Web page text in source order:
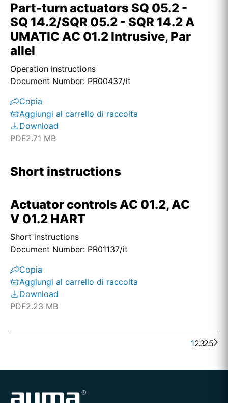
Part-turn actuators SQ 05.2 -
SQ 14.2/SQR 05.2 - SQR 14.2 A
UMATIC AC 01.2 Intrusive, Par
allel
Operation instructions
Document Number: PR00437/it
Copia
Aggiungi al carrello di raccolta
Download
PDF2.71 MB
Short instructions
Actuator controls AC 01.2, AC
V 01.2 HART
Short instructions
Document Number: PR01137/it
Copia
Aggiungi al carrello di raccolta
Download
PDF2.23 MB
123
. . .
25